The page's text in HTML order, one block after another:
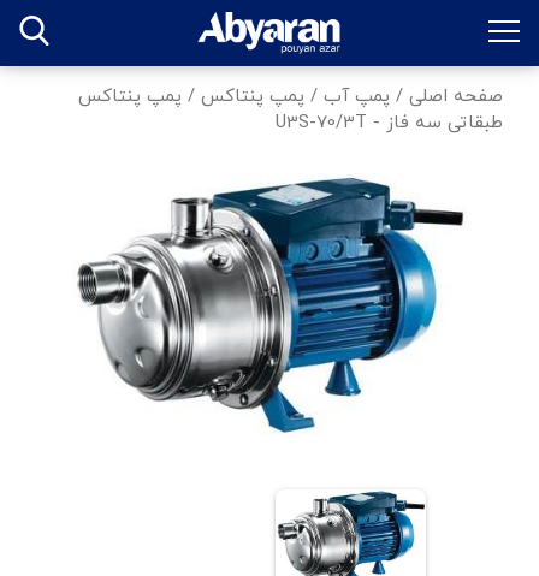
صفحه اصلی / پمپ آب / پمپ پنتاکس / پمپ پنتاکس
طبقاتی سه فاز - U3S-70/3T